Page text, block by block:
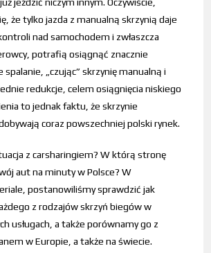
że tylko jazda z manualną skrzynią daje
nad samochodem i zwłaszcza
potrafią osiągnąć znacznie
„czując” skrzynię manualną i
redukcje, celem osiągnięcia niskiego
to jednak faktu, że skrzynie
coraz powszechniej polski rynek.
z carsharingiem? W którą stronę
aut na minuty w Polsce? W
postanowiliśmy sprawdzić jak
z rodzajów skrzyń biegów w
usługach, a także porównamy go z
w Europie, a także na świecie.